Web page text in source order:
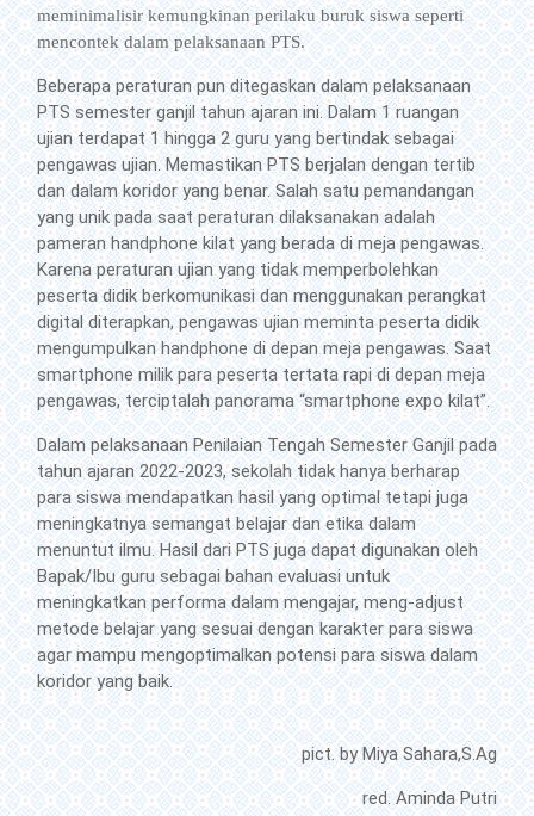
meminimalisir kemungkinan perilaku buruk siswa seperti
mencontek dalam pelaksanaan PTS.
Beberapa peraturan pun ditegaskan dalam pelaksanaan
PTS semester ganjil tahun ajaran ini. Dalam 1 ruangan
ujian terdapat 1 hingga 2 guru yang bertindak sebagai
pengawas ujian. Memastikan PTS berjalan dengan tertib
dan dalam koridor yang benar. Salah satu pemandangan
yang unik pada saat peraturan dilaksanakan adalah
pameran handphone kilat yang berada di meja pengawas.
Karena peraturan ujian yang tidak memperbolehkan
peserta didik berkomunikasi dan menggunakan perangkat
digital diterapkan, pengawas ujian meminta peserta didik
mengumpulkan handphone di depan meja pengawas. Saat
smartphone milik para peserta tertata rapi di depan meja
pengawas, terciptalah panorama “smartphone expo kilat”.
Dalam pelaksanaan Penilaian Tengah Semester Ganjil pada
tahun ajaran 2022-2023, sekolah tidak hanya berharap
para siswa mendapatkan hasil yang optimal tetapi juga
meningkatnya semangat belajar dan etika dalam
menuntut ilmu. Hasil dari PTS juga dapat digunakan oleh
Bapak/Ibu guru sebagai bahan evaluasi untuk
meningkatkan performa dalam mengajar, meng-adjust
metode belajar yang sesuai dengan karakter para siswa
agar mampu mengoptimalkan potensi para siswa dalam
koridor yang baik.
pict. by Miya Sahara,S.Ag
red. Aminda Putri